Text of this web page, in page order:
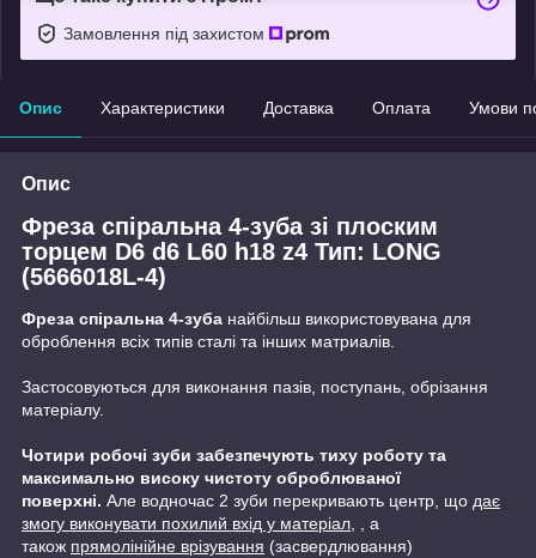
Замовлення під захистом
Опис Характеристики Доставка Оплата Умови
Опис
Фреза спіральна 4-зуба зі плоским
торцем D6 d6 L60 h18 z4 Тип: LONG
(5666018L-4)
Фреза спіральна 4-зуба найбільш використовувана для
оброблення всіх типів сталі та інших матриалів.
Застосовуються для виконання пазів, поступань, обрізання
матеріалу.
Чотири робочі зуби забезпечують тиху роботу та
максимально високу чистоту оброблюваної
поверхні. Але водночас 2 зуби перекривають центр, що дає
змогу виконувати похилий вхід у матеріал, , а
також прямолінійне врізування (засвердлювання)